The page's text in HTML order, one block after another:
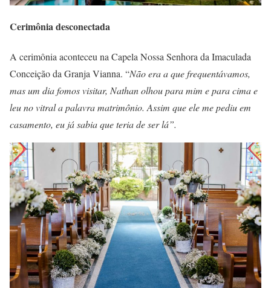
Cerimônia desconectada
A cerimônia aconteceu na Capela Nossa Senhora da Imaculada
Conceição da Granja Vianna. “Não era a que frequentávamos,
mas um dia fomos visitar, Nathan olhou para mim e para cima e
leu no vitral a palavra matrimônio. Assim que ele me pediu em
casamento, eu já sabia que teria de ser lá”.